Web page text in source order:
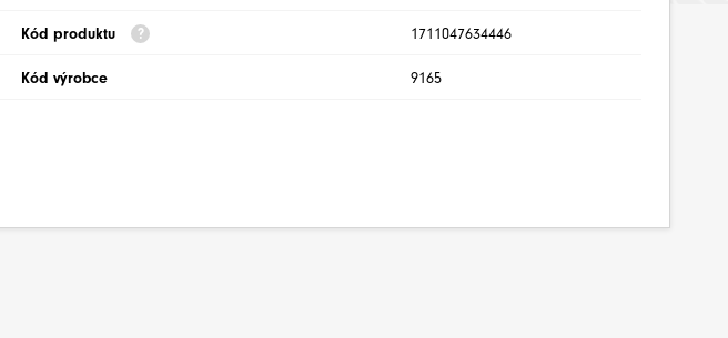
Kód produktu 1711047634446
Kód výrobce 9165